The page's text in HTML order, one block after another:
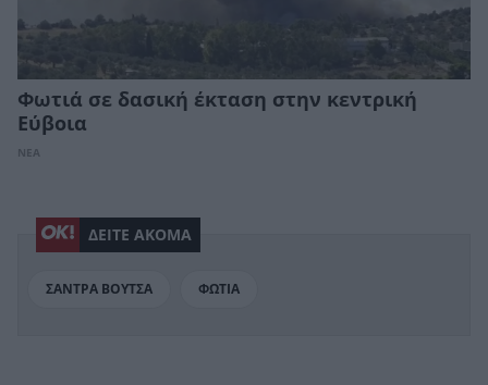
Φωτιά σε δασική έκταση στην κεντρική
Εύβοια
ΝΕΑ
ΔΕΙΤΕ ΑΚΟΜΑ
ΣΑΝΤΡΑ ΒΟΥΤΣΑ ΦΩΤΙΑ